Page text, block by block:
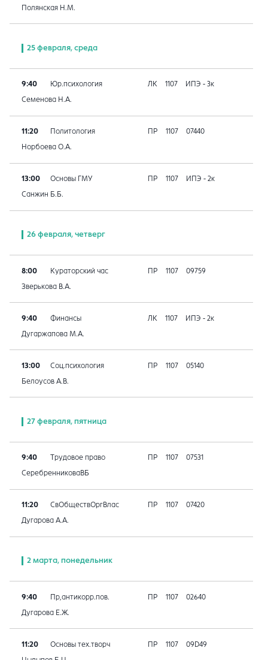
Полянская Н.М.
25 февраля, среда
9:40 Юр.психология ЛК 1107 ИПЭ - 3к
Семенова Н.А.
11:20 Политология ПР 1107 07440
Норбоева О.А.
13:00 Основы ГМУ ПР 1107 ИПЭ - 2к
Санжин Б.Б.
26 февраля, четверг
8:00 Кураторский час ПР 1107 09759
Зверькова В.А.
9:40 Финансы ЛК 1107 ИПЭ - 2к
Дугаржапова М.А.
13:00 Соц.психология ПР 1107 05140
Белоусов А.В.
27 февраля, пятница
9:40 Трудовое право ПР 1107 07531
СеребренниковаВБ
11:20 СвОбществОргВлас ПР 1107 07420
Дугарова А.А.
2 марта, понедельник
9:40 Пр,антикорр.пов. ПР 1107 02640
Дугарова Е.Ж.
11:20 Основы тех.творч ПР 1107 09D49